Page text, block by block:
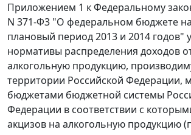
Приложением 1 к Федеральному
N 371-Ф3 "О федеральном бюджете
плановый период 2013 и 2014 годов"
нормативы распределения доходов
алкогольную продукцию,
территории Российской Федерации,
бюджетами бюджетной системы
Федерации в соответствии с
акцизов на алкогольную продукцию